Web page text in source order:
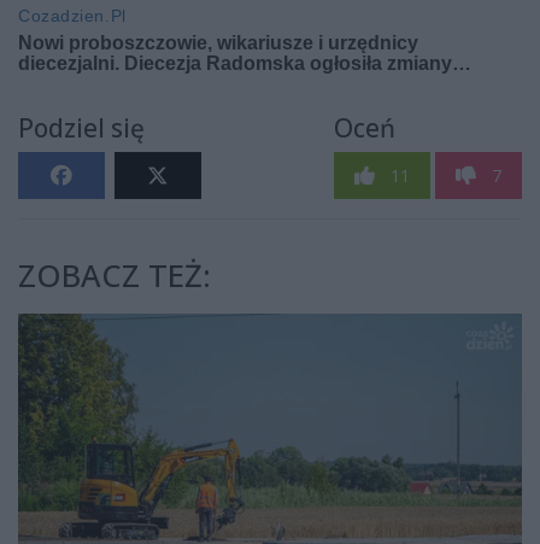
Podziel się Oceń
11 7
ZOBACZ TEŻ: